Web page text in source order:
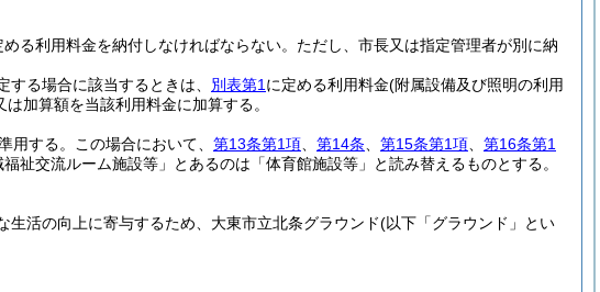
める利用料金を納付しなければならない。 ただし、市長又は指定管理者が別に納
する場合に該当するときは、 別表第1 に定める利用料金(附属設備及び照明の利用
加算額を当該利用料金に加算する。
用する。 この場合において、 第13条第1項 第14条 第15条第1項
第16条第1
祉交流ルーム施設等」とあるのは「体育館施設等」と読み替えるものとする。
活の向上に寄与するため、大東市立北条グラウンド(以下「グラウンド」とい